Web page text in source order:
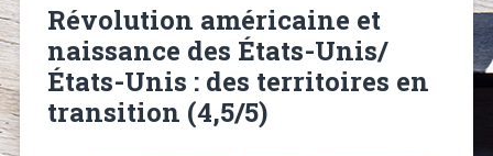
Révolution américaine et
naissance des États-Unis/
États-Unis : des territoires en
transition (4,5/5)